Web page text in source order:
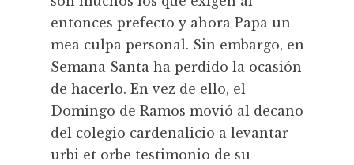
entonces prefecto y ahora Papa un
mea culpa personal. Sin embargo, en
Semana Santa ha perdido la ocasión
de hacerlo. En vez de ello, el
Domingo de Ramos movió al decano
del colegio cardenalicio a levantar
urbi et orbe testimonio de su